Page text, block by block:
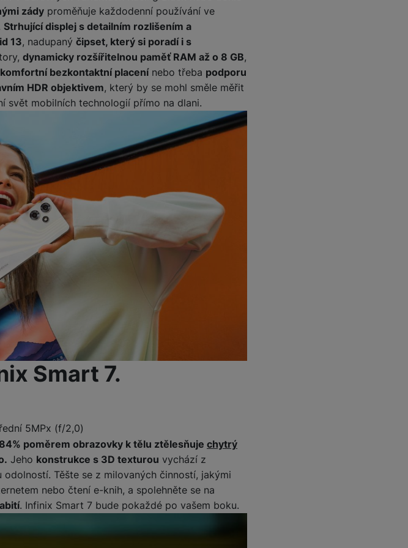
vám mohli zobrazit vhodné obsahy nebo reklamy jak
zády proměňuje každodenní používání ve
Strhující displej s detailním rozlišením a
13, nadupaný čipset, který si poradí i s
dynamicky rozšířitelnou paměť RAM až o 8 GB,
bezkontaktní placenínebo třeba podporu
HDR objektivem, který by se mohl směle měřit
svět mobilních technologií přímo na dlani.
Smart 7.
5MPx (f/2,0)
poměrem obrazovky k tělu ztělesňuje chytrý
Jeho konstrukce s 3D texturou vychází z
Těšte se z milovaných činností, jakými
nebo čtení e-knih, a spolehněte se na
. Infinix Smart 7 bude pokaždé po vašem boku.